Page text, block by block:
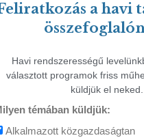
a havi
Havi rendszerességű
választott programok friss
küldjük el neked.
témában küldjük:
Alkalmazott közgazdaságtan